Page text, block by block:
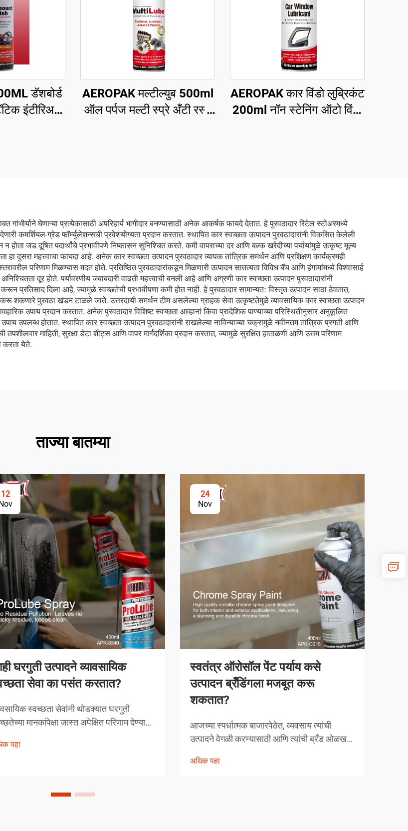
डॅशबोर्ड
इंटीरिअर
AEROPAK मल्टील्युब 500ml
ऑल पर्पज मल्टी स्प्रे अँटी रस्ट
AEROPAK कार विंडो लुब्रिकंट
200ml नॉन स्टेनिंग ऑटो विंडो
गांभीर्याने घेणाऱ्या प्रत्येकासाठी अपरिहार्य भागीदार बनण्यासाठी अनेक आकर्षक फायदे देतात. हे पुरवठादार रिटेल स्टोअरमध्ये
कमर्शियल-ग्रेड फॉर्म्युलेशन्सची प्रवेशयोग्यता प्रदान करतात. स्थापित कार स्वच्छता उत्पादन पुरवठादारांनी विकसित केलेली
होता जड दूषित पदार्थांचे प्रभावीपणे निष्कासन सुनिश्चित करते. कमी वापराच्या दर आणि बल्क खरेदीच्या पर्यायांमुळे उत्कृष्ट मूल्य
हा दुसरा महत्त्वाचा फायदा आहे. अनेक कार स्वच्छता उत्पादन पुरवठादार व्यापक तांत्रिक समर्थन आणि प्रशिक्षण कार्यक्रमही
परिणाम मिळण्यास मदत होते. प्रतिष्ठित पुरवठादारांकडून मिळणारी उत्पादन सातत्यता विविध बॅच आणि हंगामांमध्ये विश्वासार्ह
दूर होते. पर्यावरणीय जबाबदारी वाढती महत्त्वाची बनली आहे आणि अग्रणी कार स्वच्छता उत्पादन पुरवठादारांनी
प्रतिसाद दिला आहे, ज्यामुळे स्वच्छतेची प्रभावीपणा कमी होत नाही. हे पुरवठादार सामान्यतः विस्तृत उत्पादन साठा ठेवतात,
करू शकणारे पुरवठा खंडन टाळले जाते. उत्तरदायी समर्थन टीम असलेल्या ग्राहक सेवा उत्कृष्टतेमुळे व्यावसायिक कार स्वच्छता उत्पादन
उपाय प्रदान करतात. अनेक पुरवठादार विशिष्ट स्वच्छता आव्हानां किंवा प्रादेशिक पाण्याच्या परिस्थितीनुसार अनुकूलित
उपलब्ध होतात. स्थापित कार स्वच्छता उत्पादन पुरवठादारांनी राखलेल्या नाविन्याच्या चक्रामुळे नवीनतम तांत्रिक प्रगती आणि
माहिती, सुरक्षा डेटा शीट्स आणि वापर मार्गदर्शिका प्रदान करतात, ज्यामुळे सुरक्षित हाताळणी आणि उत्तम परिणाम
करता येते.
ताज्या बातम्या
12
घरगुती उत्पादने व्यावसायिक
सेवा का पसंत करतात?
स्वच्छता सेवांनी थोडक्यात घरगुती
मानकांपेक्षा जास्त अपेक्षित परिणाम देण्यावर
अनियंत्रित निवड नसून, त्यांची प्रभावीता
पहा
24
Nov
स्वतंत्र ऑरोसॉल पेंट पर्याय कसे
उत्पादन ब्रँडिंगला मजबूत करू
शकतात?
आजच्या स्पर्धात्मक बाजारपेठेत, व्यवसाय त्यांची
उत्पादने वेगळी करण्यासाठी आणि त्यांची ब्रँड ओळख
एक शक्तिशाली पण अनेकदा दुर्लक्षित केलेले उपाय
अधिक पहा